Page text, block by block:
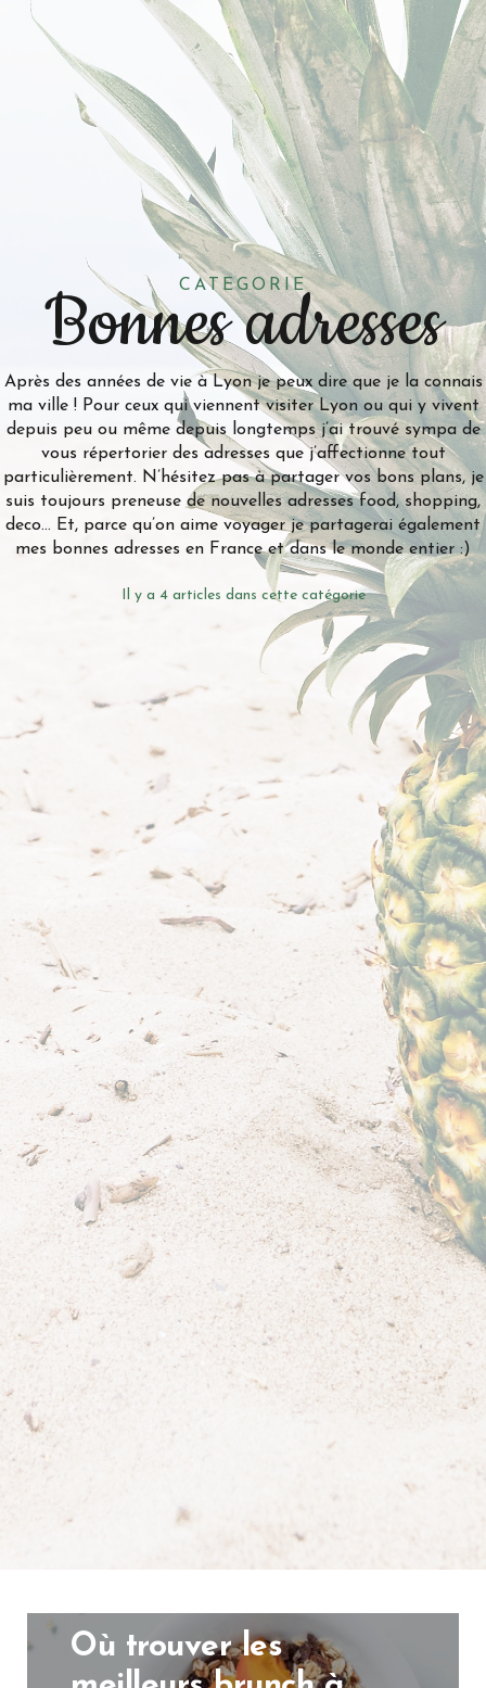
CATEGORIE
Bonnes adresses
Après des années de vie à Lyon je peux dire que je la connais
ma ville ! Pour ceux qui viennent visiter Lyon ou qui y vivent
depuis peu ou même depuis longtemps j’ai trouvé sympa de
vous répertorier des adresses que j’affectionne tout
particulièrement. N’hésitez pas à partager vos bons plans, je
suis toujours preneuse de nouvelles adresses food, shopping,
deco… Et, parce qu’on aime voyager je partagerai également
mes bonnes adresses en France et dans le monde entier :)
Il y a 4 articles dans cette catégorie
Où trouver les